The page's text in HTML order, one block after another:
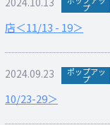
プ
店＜11/13 - 19＞
2024.09.23 ポップアッ
プ
10/23-29＞